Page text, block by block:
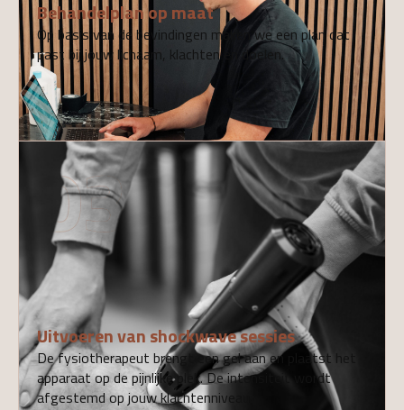
Behandelplan op maat
Op basis van de bevindingen maken we een plan dat
past bij jouw lichaam, klachten en doelen.
03
Uitvoeren van shockwave sessies
De fysiotherapeut brengt een gel aan en plaatst het
apparaat op de pijnlijke plek. De intensiteit wordt
afgestemd op jouw klachtenniveau.